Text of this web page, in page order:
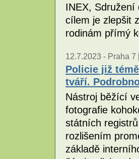
INEX, Sdružení
cílem je zlepšit
rodinám přímý
12.7.2023 - Praha 7
Policie již
tváří.
Nástroj běžící
fotografie
státních
rozlišením
základě